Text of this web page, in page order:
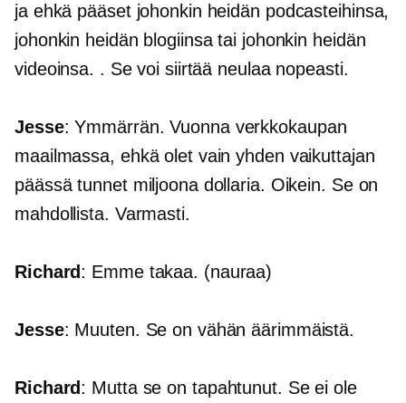
ja ehkä pääset johonkin heidän podcasteihinsa,
johonkin heidän blogiinsa tai johonkin heidän
videoinsa. . Se voi siirtää neulaa nopeasti.
Jesse: Ymmärrän. Vuonna verkkokaupan
maailmassa, ehkä olet vain yhden vaikuttajan
päässä tunnet miljoona dollaria. Oikein. Se on
mahdollista. Varmasti.
Richard: Emme takaa. (nauraa)
Jesse: Muuten. Se on vähän äärimmäistä.
Richard: Mutta se on tapahtunut. Se ei ole